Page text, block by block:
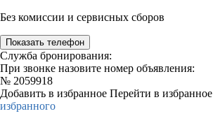
Без комиссии и сервисных сборов
Показать телефон
Служба бронирования:
При звонке назовите номер объявления:
№ 2059918
Добавить в избранное Перейти в избранное
избранного